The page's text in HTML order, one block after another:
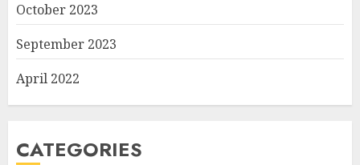
October 2023
September 2023
April 2022
CATEGORIES